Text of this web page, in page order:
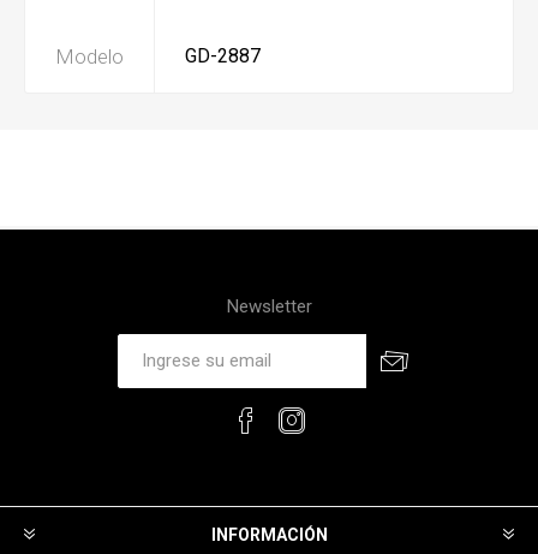
Modelo GD-2887
Newsletter
INFORMACIÓN